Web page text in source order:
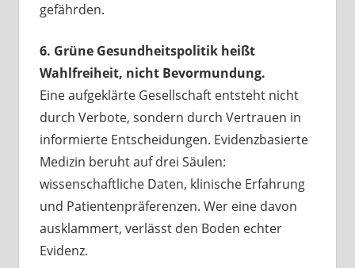
gefährden.
6. Grüne Gesundheitspolitik heißt
Wahlfreiheit, nicht Bevormundung.
Eine aufgeklärte Gesellschaft entsteht nicht
durch Verbote, sondern durch Vertrauen in
informierte Entscheidungen. Evidenzbasierte
Medizin beruht auf drei Säulen:
wissenschaftliche Daten, klinische Erfahrung
und Patientenpräferenzen. Wer eine davon
ausklammert, verlässt den Boden echter
Evidenz.